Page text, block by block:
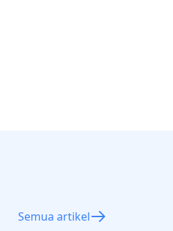
Semua artikel